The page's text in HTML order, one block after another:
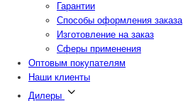
Гарантии
Способы оформления заказа
Изготовление на заказ
Сферы применения
Оптовым покупателям
Наши клиенты
Дилеры